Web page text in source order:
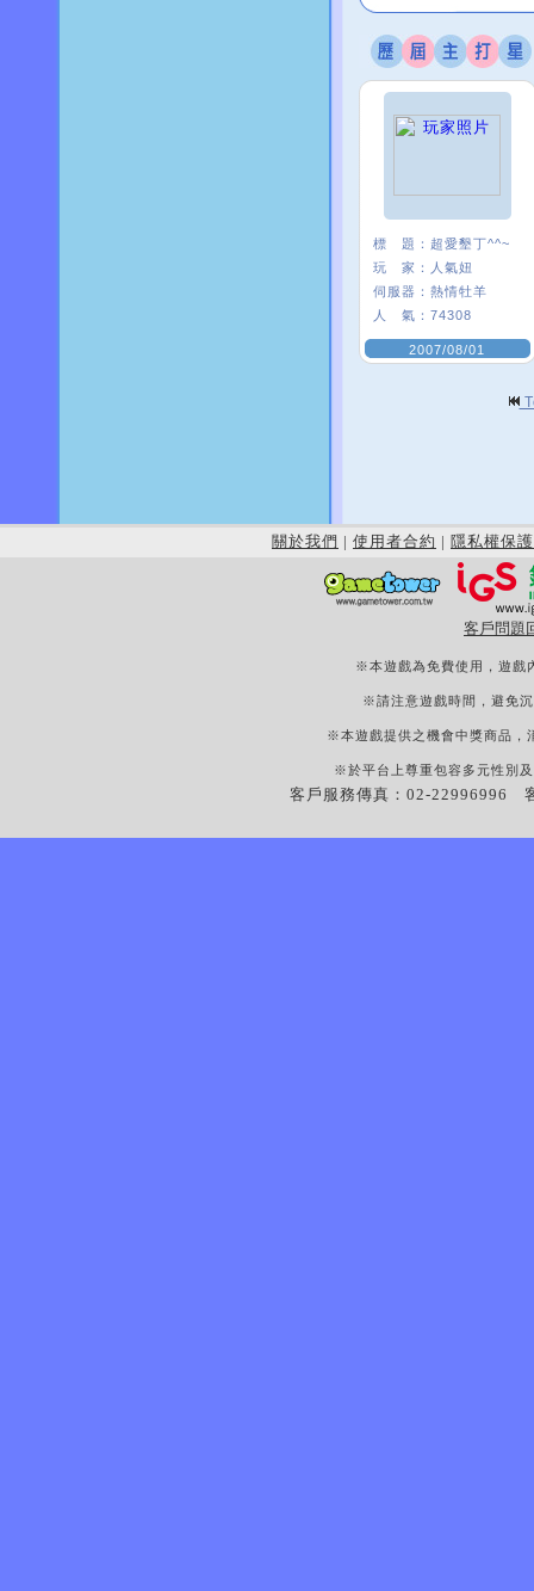
標 題： 超愛墾丁^^~
玩 家：
人氣妞
伺服器： 熱情牡羊
人 氣： 74308
2007/08/01
關於我們 | 使用者合約 | 隱私權保護
客戶問題
※本遊戲為免費使用，遊戲
※請注意遊戲時間，避免
※本遊戲提供之機會中獎商品，
※於平台上尊重包容多元性別
客戶服務傳真：02-22996996